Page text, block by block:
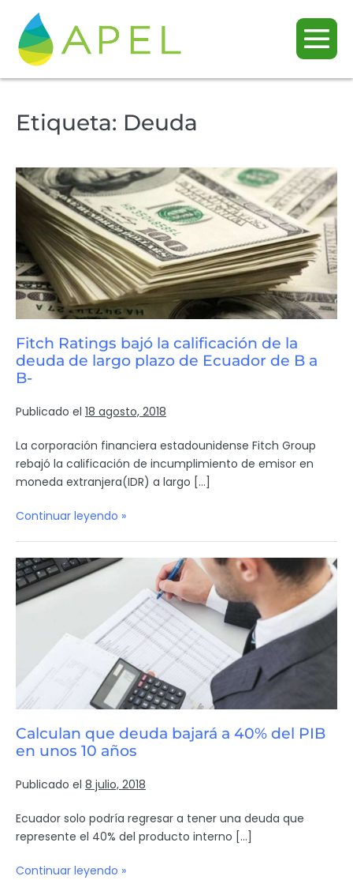
Etiqueta: Deuda
Fitch Ratings bajó la calificación de la
deuda de largo plazo de Ecuador de B a
B-
Publicado el 18 agosto, 2018
La corporación financiera estadounidense Fitch Group
rebajó la calificación de incumplimiento de emisor en
moneda extranjera(IDR) a largo […]
Continuar leyendo »
Calculan que deuda bajará a 40% del PIB
en unos 10 años
Publicado el 8 julio, 2018
Ecuador solo podría regresar a tener una deuda que
represente el 40% del producto interno […]
Continuar leyendo »